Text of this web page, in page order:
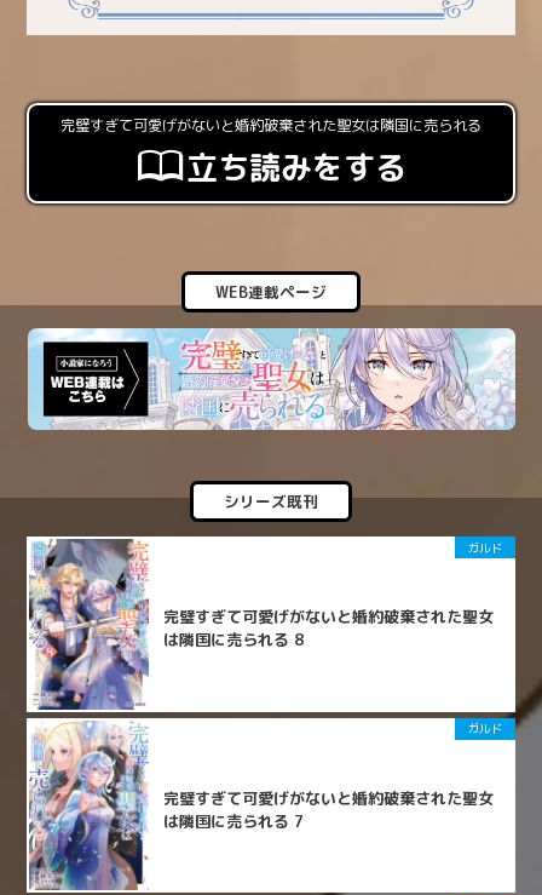
完璧すぎて可愛げがないと婚約破棄された聖女は隣国に売られる
立ち読みをする
WEB連載ページ
シリーズ既刊
ガルド
完璧すぎて可愛げがないと婚約破棄された聖女
は隣国に売られる 8
ガルド
完璧すぎて可愛げがないと婚約破棄された聖女
は隣国に売られる 7